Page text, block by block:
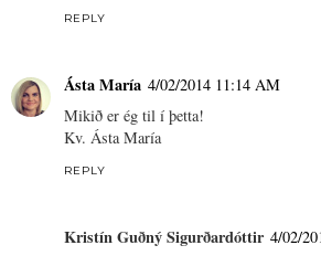
REPLY
Ásta María 4/02/2014 11:14 AM
Mikið er ég til í þetta!
Kv. Ásta María
REPLY
Kristín Guðný Sigurðardóttir 4/02/